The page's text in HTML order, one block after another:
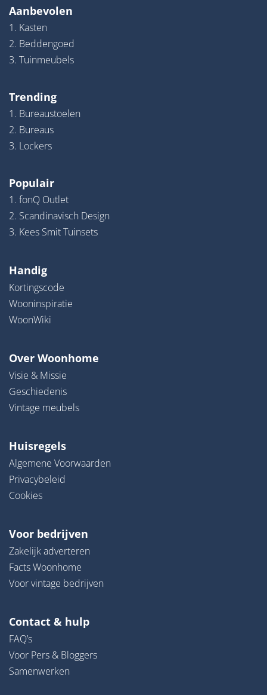
Aanbevolen
1. Kasten
2. Beddengoed
3. Tuinmeubels
Trending
1. Bureaustoelen
2. Bureaus
3. Lockers
Populair
1. fonQ Outlet
2. Scandinavisch Design
3. Kees Smit Tuinsets
Handig
Kortingscode
Wooninspiratie
WoonWiki
Over Woonhome
Visie & Missie
Geschiedenis
Vintage meubels
Huisregels
Algemene Voorwaarden
Privacybeleid
Cookies
Voor bedrijven
Zakelijk adverteren
Facts Woonhome
Voor vintage bedrijven
Contact & hulp
FAQ’s
Voor Pers & Bloggers
Samenwerken